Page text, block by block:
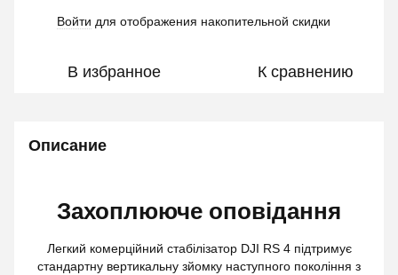
Войти для отображения накопительной скидки
В избранное К сравнению
Описание
Захоплююче оповідання
Легкий комерційний стабілізатор DJI RS 4 підтримує
стандартну вертикальну зйомку наступного покоління з